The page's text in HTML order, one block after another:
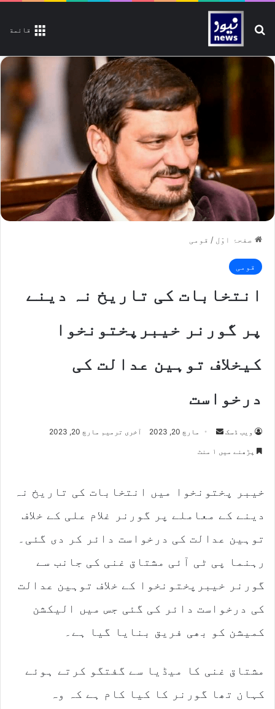
قائمة تلاش کیجیے
صفحۂ اوّل / قومی
قومی
انتخابات کی تاریخ نہ دینے
پر گورنر خیبرپختونخوا
کیخلاف توہین عدالت کی
درخواست
ویب ڈسک
Send مارچ 20, 2023 آخری ترمیم مارچ 20, 2023
پڑھنے میں ۱ منٹ
خیبر پختونخوا میں انتخابات کی تاریخ نہ
دینے کے معاملے پر گورنر غلام علی کے خلاف
توہین عدالت کی درخواست دائر کر دی گئی۔
رہنما پی ٹی آئی مشتاق غنی کی جانب سے
گورنر خیبرپختونخوا کے خلاف توہین عدالت
کی درخواست دائر کی گئی جس میں الیکشن
کمیشن کو بھی فریق بنایا گیا ہے۔
مشتاق غنی کا میڈیا سے گفتگو کرتے ہوئے
کہان تھا گورنر کا کیا کام ہے کہ وہ